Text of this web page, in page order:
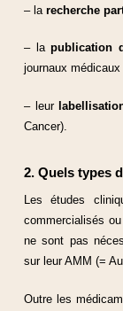
– la recherche
– lapublication
journaux médicaux
– leur
Cancer).
2. Quels types
Les études
commercialisés
ne sont pas
sur leur AMM (=
Outre les